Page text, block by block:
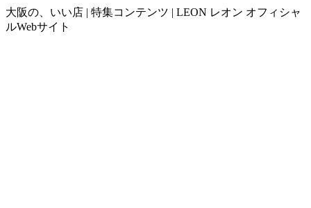
大阪の、いい店 | 特集コンテンツ | LEON レオン オフィシャ
ルWebサイト